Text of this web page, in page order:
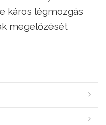
káros légmozgás
megelőzését